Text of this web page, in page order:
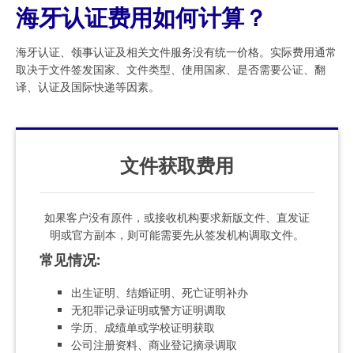
海牙认证费用如何计算？
海牙认证、领事认证及相关文件服务没有统一价格。实际费用通常
取决于文件签发国家、文件类型、使用国家、是否需要公证、翻
译、认证及国际快递等因素。
文件获取费用
如果客户没有原件，或接收机构要求新版文件、直发证
明或官方副本，则可能需要先从签发机构调取文件。
常见情况:
出生证明、结婚证明、死亡证明补办
无犯罪记录证明或警方证明调取
学历、成绩单或学校证明获取
公司注册资料、商业登记摘录调取